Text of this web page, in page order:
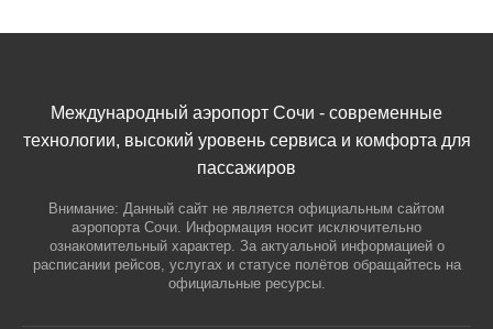
Международный аэропорт Сочи - современные
технологии, высокий уровень сервиса и комфорта для
пассажиров
Внимание: Данный сайт не является официальным сайтом
аэропорта Сочи. Информация носит исключительно
ознакомительный характер. За актуальной информацией о
расписании рейсов, услугах и статусе полётов обращайтесь на
официальные ресурсы.